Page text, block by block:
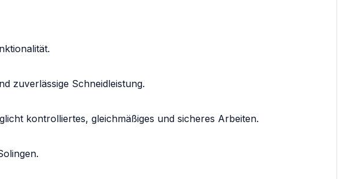
zuverlässige Schneidleistung.
kontrolliertes, gleichmäßiges und sicheres Arbeiten.